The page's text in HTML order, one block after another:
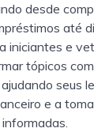
desde
até
iniciantes e
tópicos
seus
e a
informadas.